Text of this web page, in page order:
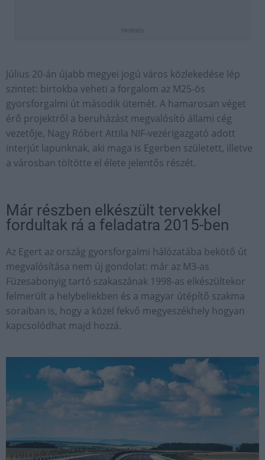
hirdetés
Július 20-án újabb megyei jogú város közlekedése lép
szintet: birtokba veheti a forgalom az M25-ös
gyorsforgalmi út második ütemét. A hamarosan véget
érő projektről a beruházást megvalósító állami cég
vezetője, Nagy Róbert Attila NIF-vezérigazgató adott
interjút lapunknak, aki maga is Egerben született, illetve
a városban töltötte el élete jelentős részét.
Már részben elkészült tervekkel
fordultak rá a feladatra 2015-ben
Az Egert az ország gyorsforgalmi hálózatába bekötő út
megvalósítása nem új gondolat: már az M3-as
Füzesabonyig tartó szakaszának 1998-as elkészültekor
felmerült a helybeliekben és a magyar útépítő szakma
soraiban is, hogy a közel fekvő megyeszékhely hogyan
kapcsolódhat majd hozzá.